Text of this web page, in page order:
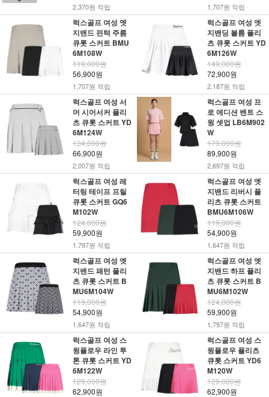
2,370원 적립 1,707원 적립
럭스골프 여성 엣
지밴드 핀턱 주름
큐롯 스커트 BMU
6M108W
119,000원
56,900원
1,707원 적립
럭스골프 여성 엣
지밴딩 볼륨 플리
츠 큐롯 스커트 YD
6M126W
149,000원
72,900원
2,187원 적립
럭스골프 여성 서
머 시어서커 플리
츠 큐롯 스커트 YD
6M124W
134,000원
66,900원
2,007원 적립
럭스골프 여성 프
로 에디션 벤트 스
윙 셋업 LB6M902
W
179,000원
89,900원
2,697원 적립
럭스골프 여성 레
터링 테이프 프릴
큐롯 스커트 GQ6
M102W
124,000원
59,900원
1,797원 적립
럭스골프 여성 엣
지밴드 리버시 플
리츠 큐롯 스커트
BMU6M106W
119,000원
54,900원
1,647원 적립
럭스골프 여성 엣
지밴드 패턴 플리
츠 큐롯 스커트 B
MU6M104W
119,000원
54,900원
1,647원 적립
럭스골프 여성 엣
지밴드 하프 플리
츠 큐롯 스커트 B
MU6M102W
124,000원
59,900원
1,797원 적립
럭스골프 여성 스
윙플로우 라인 투
톤 큐롯 스커트 YD
6M122W
129,000원
62,900원
럭스골프 여성 스
윙플로우 플리츠
큐롯 스커트 YD6
M120W
129,000원
62,900원